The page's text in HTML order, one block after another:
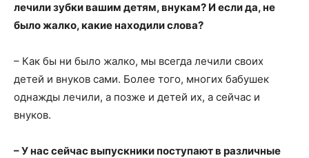
лечили зубки вашим детям, внукам? И если да, не
было жалко, какие находили слова?
– Как бы ни было жалко, мы всегда лечили своих
детей и внуков сами. Более того, многих бабушек
однажды лечили, а позже и детей их, а сейчас и
внуков.
– У нас сейчас выпускники поступают в различные